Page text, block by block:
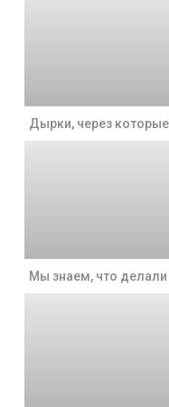
Дырки, через которые
Мы знаем, что